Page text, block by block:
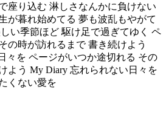
座り込む 淋しさなんかに負けない
が暮れ始めてる 夢も波乱もやがて
い季節ほど 駆け足で過ぎてゆく ペ
の時が訪れるまで 書き続けよう
々を ページがいつか途切れる その
よう My Diary 忘れられない日々を
くない愛を